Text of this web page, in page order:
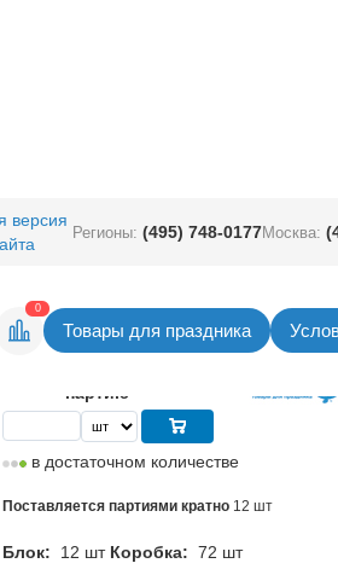
версия
Регионы: (495) 748-0177Москва:
0
Товары для праздника
184,00
руб. за шт
партию
в достаточном количестве
Поставляется партиями кратно 12 шт
Блок: 12 шт Коробка: 72 шт